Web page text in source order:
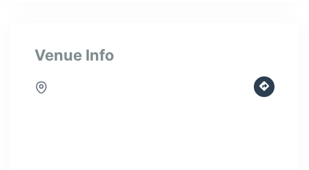
Venue Info